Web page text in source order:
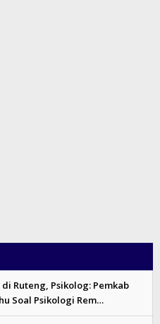
Ruteng, Psikolog: Pemkab
Soal Psikologi Rem…